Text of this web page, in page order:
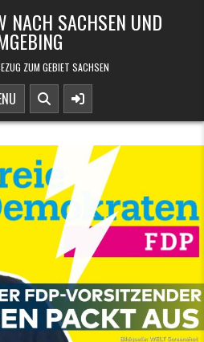
NACH SACHSEN UND
ZUM GEBIET SACHSEN